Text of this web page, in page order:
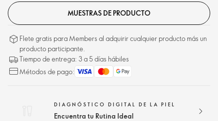
MUESTRAS DE PRODUCTO
Flete gratis para Members al adquirir cualquier producto más un
producto participante.
Tiempo de entrega: 3 a 5 días hábiles
Métodos de pago:
DIAGNÓSTICO DIGITAL DE LA PIEL
Encuentra tu Rutina Ideal